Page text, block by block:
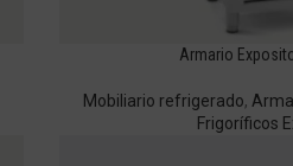
Armario
Mobiliario refrigerado,
Frigoríficos